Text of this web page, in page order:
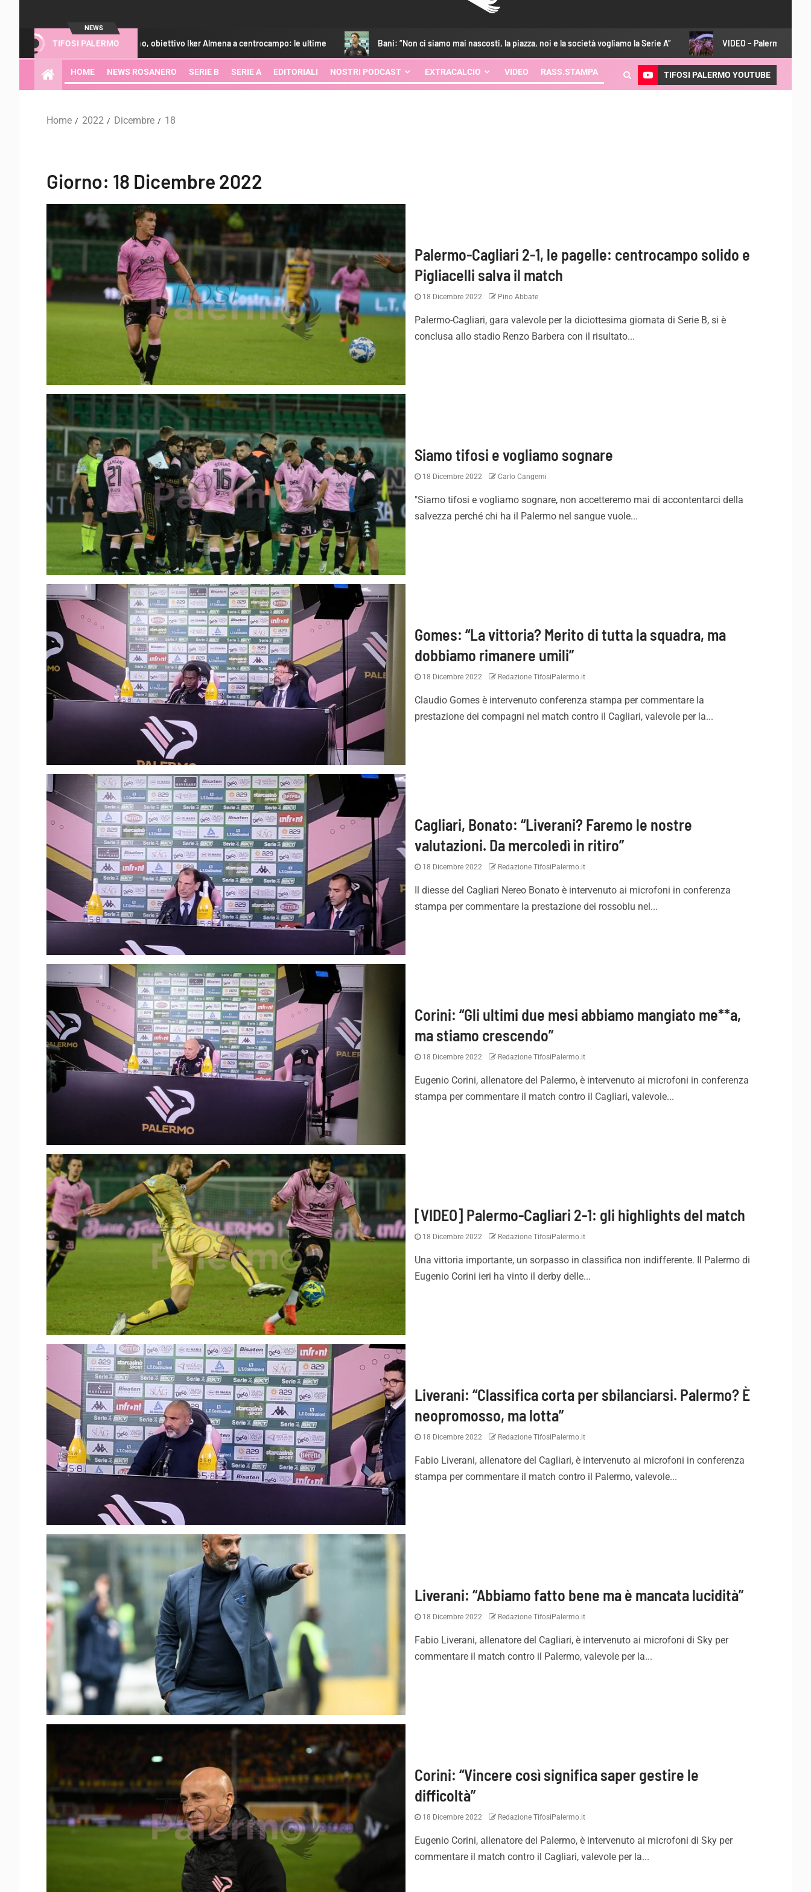
NEWS
TIFOSI PALERMO
Palermo, obiettivo Iker Almena a centrocampo: le ultime Bani: “Non ci siamo mai nascosti, la piazza, noi e la società vogliamo la Serie A” VIDEO – Palermo-Melbourne 2-0: gli
HOME NEWS ROSANERO SERIE B SERIE A EDITORIALI NOSTRI PODCAST EXTRACALCIO VIDEO RASS.STAMPA TIFOSI PALERMO YOUTUBE
Home 2022 Dicembre 18
Giorno: 18 Dicembre 2022
Palermo-Cagliari 2-1, le pagelle: centrocampo solido e
Pigliacelli salva il match
18 Dicembre 2022 Pino Abbate
Palermo-Cagliari, gara valevole per la diciottesima giornata di Serie B, si è
conclusa allo stadio Renzo Barbera con il risultato...
Siamo tifosi e vogliamo sognare
18 Dicembre 2022 Carlo Cangemi
"Siamo tifosi e vogliamo sognare, non accetteremo mai di accontentarci della
salvezza perché chi ha il Palermo nel sangue vuole...
Gomes: “La vittoria? Merito di tutta la squadra, ma
dobbiamo rimanere umili”
18 Dicembre 2022 Redazione TifosiPalermo.it
Claudio Gomes è intervenuto conferenza stampa per commentare la
prestazione dei compagni nel match contro il Cagliari, valevole per la...
Cagliari, Bonato: “Liverani? Faremo le nostre
valutazioni. Da mercoledì in ritiro”
18 Dicembre 2022 Redazione TifosiPalermo.it
Il diesse del Cagliari Nereo Bonato è intervenuto ai microfoni in conferenza
stampa per commentare la prestazione dei rossoblu nel...
Corini: “Gli ultimi due mesi abbiamo mangiato me**a,
ma stiamo crescendo”
18 Dicembre 2022 Redazione TifosiPalermo.it
Eugenio Corini, allenatore del Palermo, è intervenuto ai microfoni in conferenza
stampa per commentare il match contro il Cagliari, valevole...
[VIDEO] Palermo-Cagliari 2-1: gli highlights del match
18 Dicembre 2022 Redazione TifosiPalermo.it
Una vittoria importante, un sorpasso in classifica non indifferente. Il Palermo di
Eugenio Corini ieri ha vinto il derby delle...
Liverani: “Classifica corta per sbilanciarsi. Palermo? È
neopromosso, ma lotta”
18 Dicembre 2022 Redazione TifosiPalermo.it
Fabio Liverani, allenatore del Cagliari, è intervenuto ai microfoni in conferenza
stampa per commentare il match contro il Palermo, valevole...
Liverani: “Abbiamo fatto bene ma è mancata lucidità”
18 Dicembre 2022 Redazione TifosiPalermo.it
Fabio Liverani, allenatore del Cagliari, è intervenuto ai microfoni di Sky per
commentare il match contro il Palermo, valevole per la...
Corini: “Vincere così significa saper gestire le
difficoltà”
18 Dicembre 2022 Redazione TifosiPalermo.it
Eugenio Corini, allenatore del Palermo, è intervenuto ai microfoni di Sky per
commentare il match contro il Cagliari, valevole per la...